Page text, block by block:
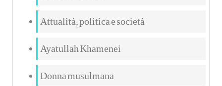
Attualità, politica e società
Ayatullah Khamenei
Donna musulmana